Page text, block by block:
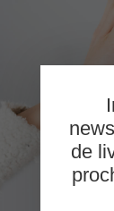
de